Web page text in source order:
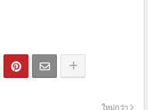
ใหม่กว่า